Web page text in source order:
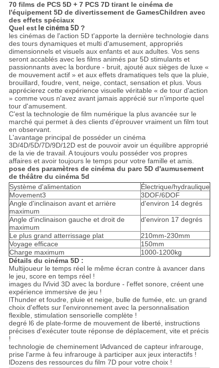
70 films de PCS 5D + 7 PCS 7D tirant le cinéma de
l'équipement 5D de divertissement de GamesChildren avec
des effets spéciaux
Quel estle cinéma 5D ?
les cinémas de l'action 5D t'apporte la dernière technologie dans
des tours dynamiques et multi d'amusement, appropriés
dimensionnels et visuels aux enfants et aux adultes. Vos sens
seront accablés avec les films animés par 5D stimulants et
passionnants avec la bordure - bruit, ajouté aux sièges de luxe «
de mouvement actif » et aux effets dramatiques tels que la pluie,
brouillard, foudre, vent, neige, contact, sensation et plus. Vous
apprécierez cette expérience visuelle véritable « de tour d'action
» comme vous n'avez avant jamais apprécié sur n'importe quel
tour d'amusement.
C'est la technologie de film numérique la plus avancée sur le
marché qui permet à des clients d'éprouver vraiment un film tout
en observant.
L'avantage principal de posséder un cinéma
3D/4D/5D/7D/9D/12D est de pouvoir avoir un équilibre approprié
de la vie de travail. A toujours voulu posséder vos propres
affaires et avoir toujours le temps pour votre famille et amis.
pose des paramètres de cinéma du parc 5D d'aumusement
de théâtre du cinéma 5d
Système d'alimentation
Électrique/hydraulique
Movement3
3DOF/6DOF
Angle d'inclinaison avant et arrière
maximum
d'environ 14 degrés
Angle d'inclinaison gauche et droit de
maximum
d'environ 17 degrés
Le plus grand atterrissage plat
210mm-230mm
Voyage efficace
150mm
Charge maximum
1000-1200kg
Détails du cinéma 5D :
Multijoueur le temps réel le même écran contre à avancer dans
le jeu, score en temps réel !
images du lVivid 3D avec la bordure - l'effet sonore, créent une
expérience immersive de jeu !
lThunder et foudre, pluie et neige, bulle de fumée, etc. un grand
choix d'effets sur l'environnement avec la personnalisation
flexible, stimulation sensorielle complète !
degré l6 de plate-forme de mouvement de liberté, instructions
précises d'exécuter toute réponse de déplacement, vite et précis
!
technologie de cheminement lAdvanced de capteur infrarouge,
prise l'arme à feu infrarouge à participer aux jeux interactifs !
lDozens des ressources du film 7D pour votre choix !